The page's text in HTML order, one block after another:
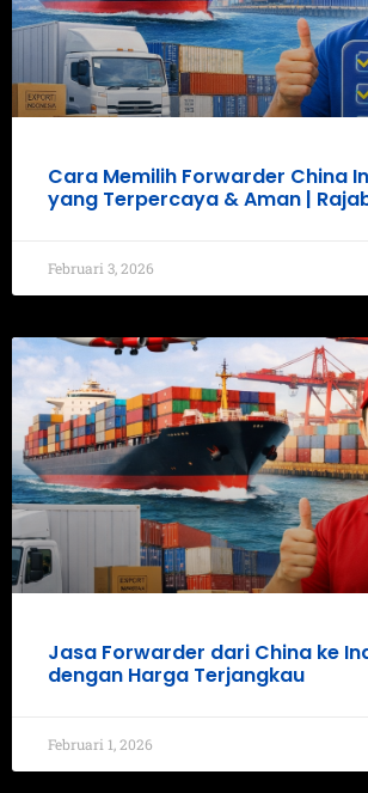
Cara Memilih Forwarder China
yang Terpercaya & Aman |
Februari 3, 2026
Jasa Forwarder dari China ke
dengan Harga Terjangkau
Februari 1, 2026